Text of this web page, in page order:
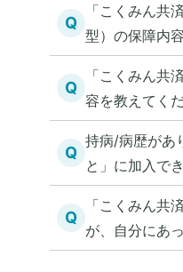
Q
「こくみん共
型）の保障内
Q
「こくみん共
容を教えてくだ
Q
持病/病歴があ
と」に加入で
Q
「こくみん共
が、自分にあ
を知る方法を